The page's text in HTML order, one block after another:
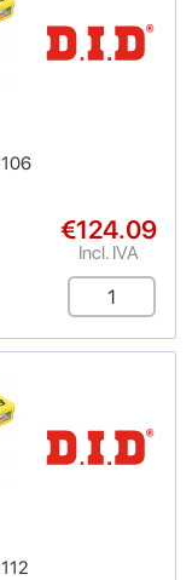
€124.09
Incl. IVA